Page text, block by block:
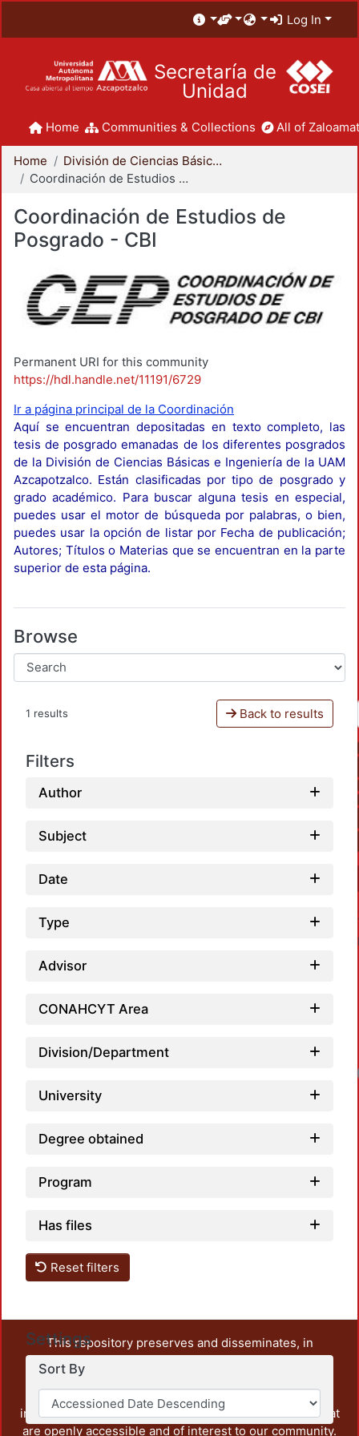
Log In
Secretaría de
Unidad
Home Communities & Collections All of
Home
División de Ciencias Básicas e Ingeniería
Coordinación de Estudios de Posgrado - CBI
Coordinación de Estudios de
Posgrado - CBI
Permanent URI for this community
https://hdl.handle.net/11191/6729
Ir a página principal de la Coordinación
Aquí se encuentran depositadas en texto completo, las
tesis de posgrado emanadas de los diferentes posgrados
de la División de Ciencias Básicas e Ingeniería de la UAM
Azcapotzalco. Están clasificadas por tipo de posgrado y
grado académico. Para buscar alguna tesis en especial,
puedes usar el motor de búsqueda por palabras, o bien,
puedes usar la opción de listar por Fecha de publicación;
Autores; Títulos o Materias que se encuentran en la parte
superior de esta página.
Browse
1 results Back to results
Filters
Author
Subject
Date
Type
Advisor
CONAHCYT Area
Division/Department
University
Degree obtained
Program
Has files
Reset filters
Settings
Sort By
This repository preserves and disseminates, in
unrestricted open access, the teaching and research
output of UAM Azcapotzalco. It also includes some
administrative and graphic documents from the
institution, as well as content from other institutions that
are openly accessible and of interest to our community.